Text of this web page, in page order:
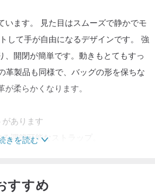
います。 見た目はスムーズで静かでモ
して手が自由になるデザインです。 強
、開閉が簡単です。動きもとてもすっ
革製品も同様で、バッグの形を保ちな
柔らかくなります。
あります
調節可能なストラップ。
きを読む
すすめ